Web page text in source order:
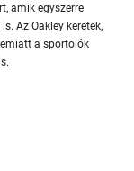
amik egyszerre
Az Oakley keretek,
emiatt a sportolók